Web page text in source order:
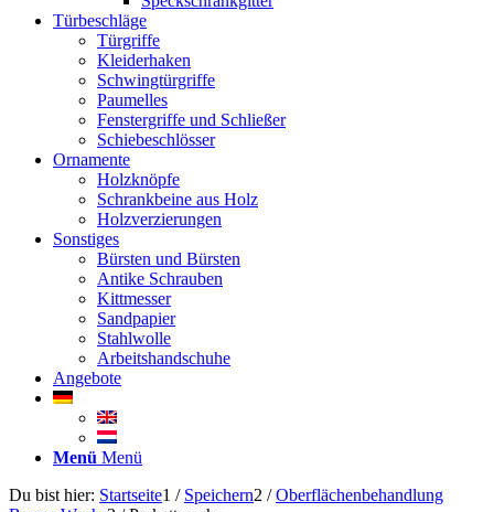
Türbeschläge
Türgriffe
Kleiderhaken
Schwingtürgriffe
Paumelles
Fenstergriffe und Schließer
Schiebeschlösser
Ornamente
Holzknöpfe
Schrankbeine aus Holz
Holzverzierungen
Sonstiges
Bürsten und Bürsten
Antike Schrauben
Kittmesser
Sandpapier
Stahlwolle
Arbeitshandschuhe
Angebote
Menü Menü
Du bist hier: Startseite1 / Speichern2 / Oberflächenbehandlung